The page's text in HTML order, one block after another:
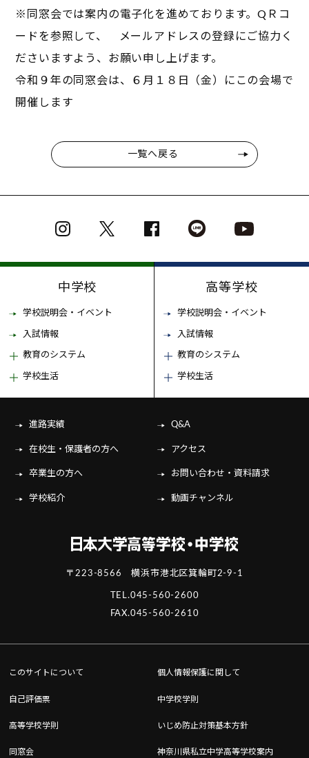
※同窓会では案内の電子化を進めております。QＲコ
ードを参照して、 メールアドレスの登録にご協力く
ださいますよう、お願い申し上げます。
令和９年の同窓会は、６月１８日（金）にこの会場で
開催します
一覧へ戻る
中学校
学校説明会・イベント
入試情報
教育のシステム
学校生活
高等学校
学校説明会・イベント
入試情報
教育のシステム
学校生活
進路実績
在校生・保護者の方へ
卒業生の方へ
学校紹介
Q&A
アクセス
お問い合わせ・資料請求
動画チャンネル
〒223-8566 横浜市港北区箕輪町2-9-1
TEL.045-560-2600
FAX.045-560-2610
このサイトについて 個人情報保護に関して
自己評価票 中学校学則
高等学校学則 いじめ防止対策基本方針
同窓会 神奈川県私立中学高等学校案内